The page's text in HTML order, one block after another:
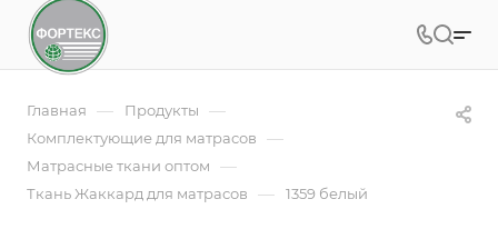
Главная — Продукты —
Комплектующие для матрасов —
Матрасные ткани оптом —
Ткань Жаккард для матрасов — 1359 белый